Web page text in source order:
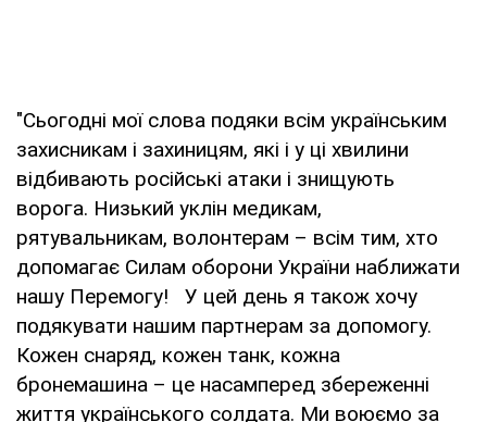
"Сьогодні мої слова подяки всім українським
захисникам і захиницям, які і у ці хвилини
відбивають російські атаки і знищують
ворога. Низький уклін медикам,
рятувальникам, волонтерам – всім тим, хто
допомагає Силам оборони України наближати
нашу Перемогу! У цей день я також хочу
подякувати нашим партнерам за допомогу.
Кожен снаряд, кожен танк, кожна
бронемашина – це насамперед збереженні
життя українського солдата. Ми воюємо за